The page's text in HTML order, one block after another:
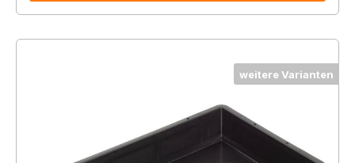
weitere Varianten